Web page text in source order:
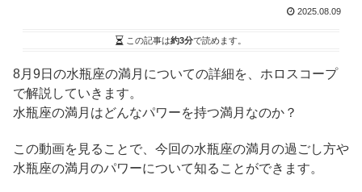
2025.08.09
この記事は約3分で読めます。
8月9日の水瓶座の満月についての詳細を、ホロスコープ
で解説していきます。
水瓶座の満月はどんなパワーを持つ満月なのか？
この動画を見ることで、今回の水瓶座の満月の過ごし方や
水瓶座の満月のパワーについて知ることができます。